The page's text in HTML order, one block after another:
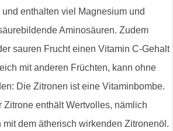
enthalten viel Magnesium und
Aminosäuren. Zudem
sauren Frucht einen Vitamin C-Gehalt
mit anderen Früchten, kann ohne
Die Zitronen ist eine Vitaminbombe.
Zitrone enthält Wertvolles, nämlich
dem ätherisch wirkenden Zitronenöl.